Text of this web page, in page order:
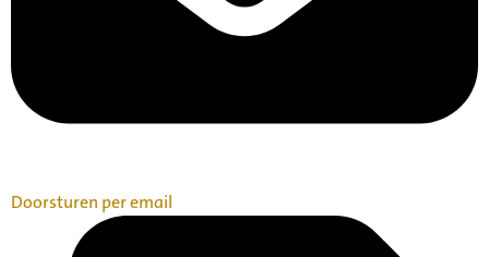
Doorsturen per email